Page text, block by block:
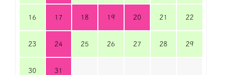
16 17 18 19 20 21 22
23 24 25 26 27 28 29
30 31